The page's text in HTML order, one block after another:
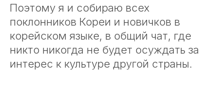
Поэтому я и собираю всех
поклонников Кореи и новичков в
корейском языке, в общий чат, где
никто никогда не будет осуждать за
интерес к культуре другой страны.